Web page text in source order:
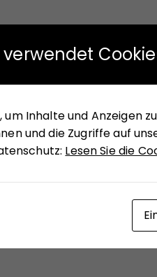
Inhalte und Anzeigen
und die Zugriffe auf
Lesen Sie die